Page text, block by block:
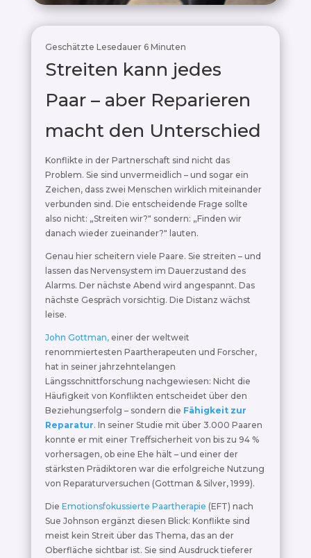
Geschätzte Lesedauer 6 Minuten
Streiten kann jedes
Paar – aber Reparieren
macht den Unterschied
Konflikte in der Partnerschaft sind nicht das
Problem. Sie sind unvermeidlich – und sogar ein
Zeichen, dass zwei Menschen wirklich miteinander
verbunden sind. Die entscheidende Frage sollte
also nicht: „Streiten wir?" sondern: „Finden wir
danach wieder zueinander?" lauten.
Genau hier scheitern viele Paare. Sie streiten – und
lassen das Nervensystem im Dauerzustand des
Alarms. Der nächste Abend wird angespannt. Das
nächste Gespräch vorsichtig. Die Distanz wächst
leise.
John Gottman,einer der weltweit
renommiertesten Paartherapeuten und Forscher,
hat in seiner jahrzehntelangen
Längsschnittforschung nachgewiesen: Nicht die
Häufigkeit von Konflikten entscheidet über den
Beziehungserfolg – sondern die Fähigkeit zur
Reparatur. In seiner Studie mit über 3.000 Paaren
konnte er mit einer Treffsicherheit von bis zu 94 %
vorhersagen, ob eine Ehe hält – und einer der
stärksten Prädiktoren war die erfolgreiche Nutzung
von Reparaturversuchen (Gottman & Silver, 1999).
Die Emotionsfokussierte Paartherapie (EFT) nach
Sue Johnson ergänzt diesen Blick: Konflikte sind
meist kein Streit über das Thema, das an der
Oberfläche sichtbar ist. Sie sind Ausdruck tieferer